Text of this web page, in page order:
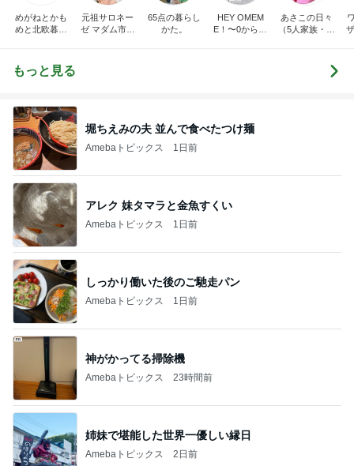
めがねとかも
めと北欧暮ら
元祖サロネー
ゼ マダム市川
65点の暮らし
かた。
HEY OMEM
E！〜0からの
あさこの日々
（5人家族・投
もっと見る
堀ちえみの夫 並んで食べたつけ麺
Amebaトピックス 1日前
アレク 妹タマラと金魚すくい
Amebaトピックス 1日前
しっかり働いた後のご馳走パン
Amebaトピックス 1日前
神がかってる掃除機
Amebaトピックス 23時間前
姉妹で堪能した世界一優しい縁日
Amebaトピックス 2日前